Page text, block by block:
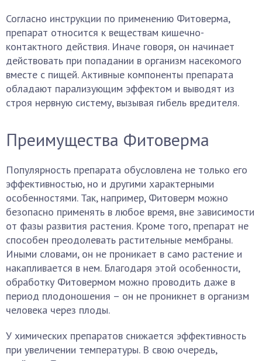
Согласно инструкции по применению Фитоверма,
препарат относится к веществам кишечно-
контактного действия. Иначе говоря, он начинает
действовать при попадании в организм насекомого
вместе с пищей. Активные компоненты препарата
обладают парализующим эффектом и выводят из
строя нервную систему, вызывая гибель вредителя.
Преимущества Фитоверма
Популярность препарата обусловлена не только его
эффективностью, но и другими характерными
особенностями. Так, например, Фитоверм можно
безопасно применять в любое время, вне зависимости
от фазы развития растения. Кроме того, препарат не
способен преодолевать растительные мембраны.
Иными словами, он не проникает в само растение и
накапливается в нем. Благодаря этой особенности,
обработку Фитовермом можно проводить даже в
период плодоношения – он не проникнет в организм
человека через плоды.
У химических препаратов снижается эффективность
при увеличении температуры. В свою очередь,